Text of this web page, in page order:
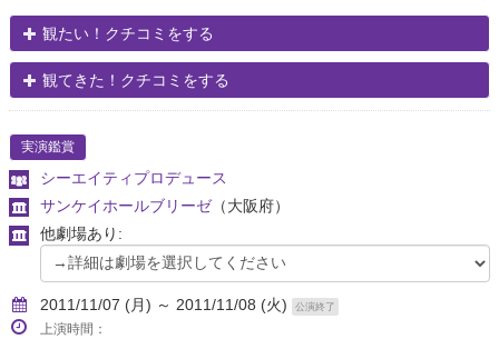
観たい！クチコミをする
観てきた！クチコミをする
実演鑑賞
シーエイティプロデュース
サンケイホールブリーゼ（大阪府）
他劇場あり:
2011/11/07 (月) ～ 2011/11/08 (火) 公演終了
上演時間：